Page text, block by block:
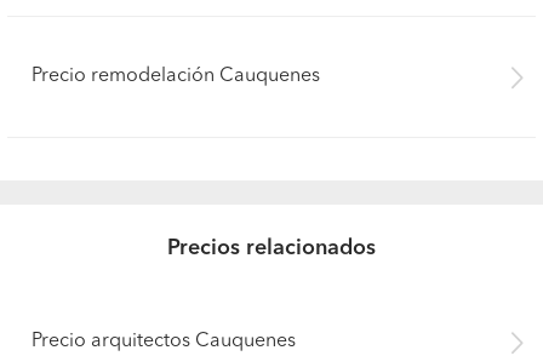
Precio remodelación Cauquenes
Precios relacionados
Precio arquitectos Cauquenes